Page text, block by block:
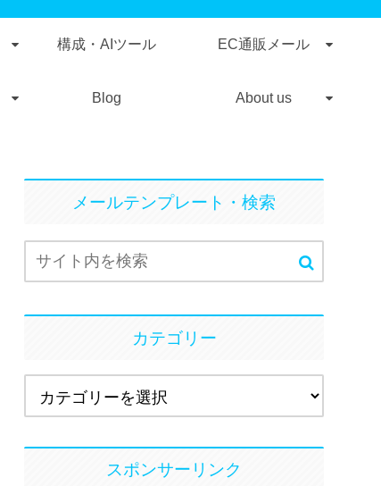
構成・AIツール EC通販メール
Blog About us
メールテンプレート・検索
カテゴリー
スポンサーリンク